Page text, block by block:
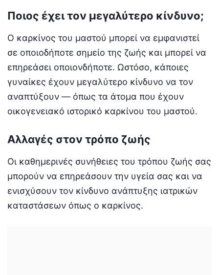
Ποιος έχει τον μεγαλύτερο κίνδυνο;
Ο καρκίνος του μαστού μπορεί να εμφανιστεί
σε οποιοδήποτε σημείο της ζωής και μπορεί να
επηρεάσει οποιονδήποτε. Ωστόσο, κάποιες
γυναίκες έχουν μεγαλύτερο κίνδυνο να τον
αναπτύξουν — όπως τα άτομα που έχουν
οικογενειακό ιστορικό καρκίνου του μαστού.
Αλλαγές στον τρόπο ζωής
Οι καθημερινές συνήθειες του τρόπου ζωής σας
μπορούν να επηρεάσουν την υγεία σας και να
ενισχύσουν τον κίνδυνο ανάπτυξης ιατρικών
καταστάσεων όπως ο καρκίνος.